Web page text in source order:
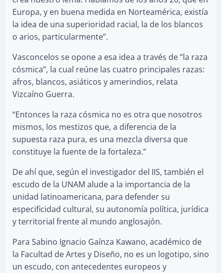
Europa, y en buena medida en Norteamérica, existía
la idea de una superioridad racial, la de los blancos
o arios, particularmente”.
Vasconcelos se opone a esa idea a través de “la raza
cósmica”, la cual reúne las cuatro principales razas:
afros, blancos, asiáticos y amerindios, relata
Vizcaíno Guerra.
“Entonces la raza cósmica no es otra que nosotros
mismos, los mestizos que, a diferencia de la
supuesta raza pura, es una mezcla diversa que
constituye la fuente de la fortaleza.”
De ahí que, según el investigador del IIS, también el
escudo de la UNAM alude a la importancia de la
unidad latinoamericana, para defender su
especificidad cultural, su autonomía política, jurídica
y territorial frente al mundo anglosajón.
Para Sabino Ignacio Gaínza Kawano, académico de
la Facultad de Artes y Diseño, no es un logotipo, sino
un escudo, con antecedentes europeos y